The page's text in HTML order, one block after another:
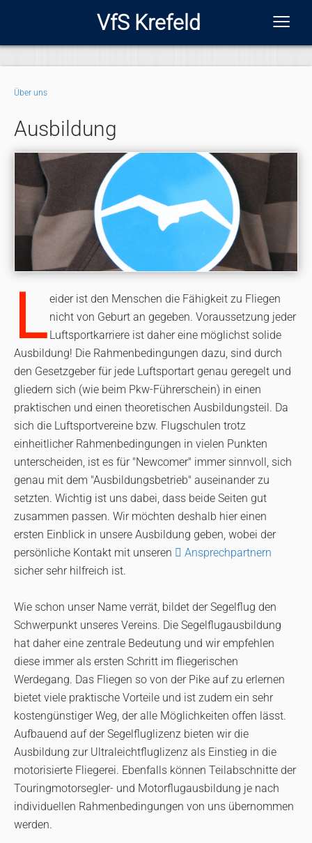
VfS Krefeld ≡
Über uns
Ausbildung
L eider ist den Menschen die Fähigkeit zu Fliegen
nicht von Geburt an gegeben. Voraussetzung jeder
Luftsportkarriere ist daher eine möglichst solide
Ausbildung! Die Rahmenbedingungen dazu, sind durch
den Gesetzgeber für jede Luftsportart genau geregelt und
gliedern sich (wie beim Pkw-Führerschein) in einen
praktischen und einen theoretischen Ausbildungsteil. Da
sich die Luftsportvereine bzw. Flugschulen trotz
einheitlicher Rahmenbedingungen in vielen Punkten
unterscheiden, ist es für "Newcomer" immer sinnvoll, sich
genau mit dem "Ausbildungsbetrieb" auseinander zu
setzten. Wichtig ist uns dabei, dass beide Seiten gut
zusammen passen. Wir möchten deshalb hier einen
ersten Einblick in unsere Ausbildung geben, wobei der
persönliche Kontakt mit unseren
Ansprechpartnern
sicher sehr hilfreich ist.
Wie schon unser Name verrät, bildet der Segelflug den
Schwerpunkt unseres Vereins. Die Segelflugausbildung
hat daher eine zentrale Bedeutung und wir empfehlen
diese immer als ersten Schritt im fliegerischen
Werdegang. Das Fliegen so von der Pike auf zu erlernen
bietet viele praktische Vorteile und ist zudem ein sehr
kostengünstiger Weg, der alle Möglichkeiten offen lässt.
Aufbauend auf der Segelfluglizenz bieten wir die
Ausbildung zur Ultraleichtfluglizenz als Einstieg in die
motorisierte Fliegerei. Ebenfalls können Teilabschnitte der
Touringmotorsegler- und Motorflugausbildung je nach
individuellen Rahmenbedingungen von uns übernommen
werden.